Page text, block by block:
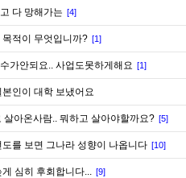
다 망해가는 [4]
적이 무엇입니까? [1]
가안되요.. 사업도못하게해요 [1]
인이 대학 보냈어요
살아온사람.. 뭐하고 살아야할까요? [5]
를 보면 그나라 성향이 나옵니다 [10]
심히 후회합니다... [9]